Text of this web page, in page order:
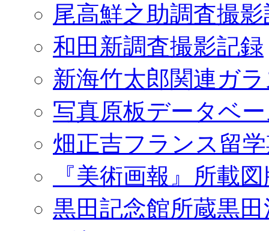
尾高鮮之助調査撮
和田新調査撮影記録
新海竹太郎関連ガ
写真原板データベ
畑正吉フランス留
『美術画報』所載
黒田記念館所蔵黒